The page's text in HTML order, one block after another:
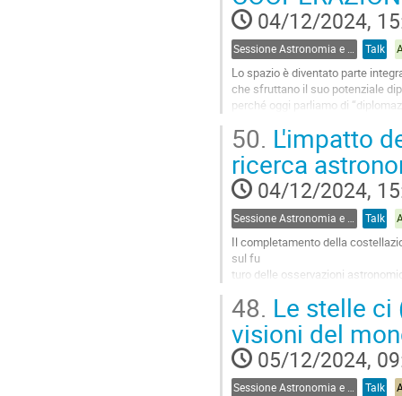
page 04/12/2024,
Talk
Lo spazio è diventato parte
che sfruttano il suo potenziale
perché oggi parliamo di
Go
to
contribution
page
50. L'impatto
ricerca
04/12/2024,
Sessione Astronomia e Politica - Astronomia e Diritto Talk
Il completamento della
sul fu
turo delle osservazioni
eranno in modo significativo la
Go
to
contribution
page
48. Le stelle ci
visioni del
05/12/2024,
Sessione Astronomia e Narrativa Talk